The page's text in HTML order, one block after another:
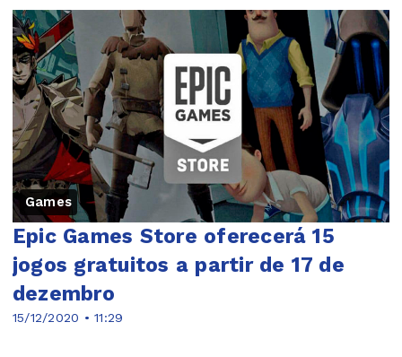
Games
15/12/2020 • 11:29
Epic Games Store oferecerá 15
jogos gratuitos a partir de 17 de
dezembro